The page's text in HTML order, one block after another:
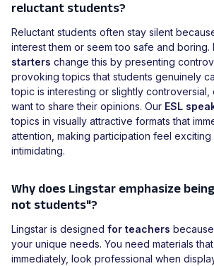
reluctant students?
Reluctant students often stay silent
interest them or seem too safe and boring.
starters change this by presenting
provoking topics that students genuinely
topic is interesting or slightly controversial,
want to share their opinions. Our ESL
topics in visually attractive formats that
attention, making participation feel exciting
intimidating.
Why does Lingstar emphasize
not students"?
Lingstar is designed for teachers
your unique needs. You need materials
immediately, look professional when